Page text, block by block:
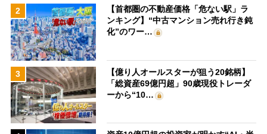
2
【首都圏の不動産価格「危ない駅」ラ
ンキング】“中古マンション売れ行き鈍
化”のワー…
3
【億り人オールスターが狙う20銘柄】
「総資産69億円超」90歳現役トレーダ
ーから“10…